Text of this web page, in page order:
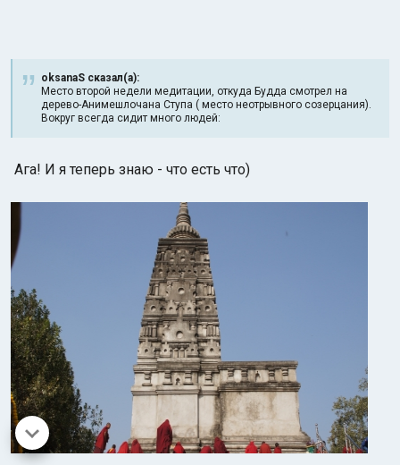
oksanaS сказал(а):
Место второй недели медитации, откуда Будда смотрел на
дерево-Анимешлочана Ступа ( место неотрывного созерцания).
Вокруг всегда сидит много людей:
Ага! И я теперь знаю - что есть что)